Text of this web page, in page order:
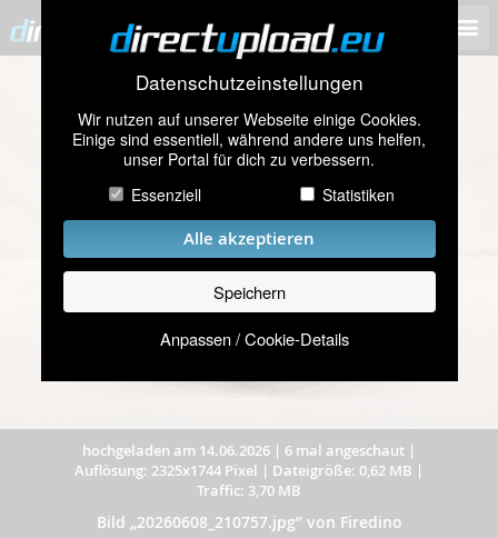
Datenschutzeinstellungen
Wir nutzen auf unserer Webseite einige Cookies.
Einige sind essentiell, während andere uns helfen,
unser Portal für dich zu verbessern.
Essenziell
Statistiken
Alle akzeptieren
Speichern
Anpassen / Cookie-Details
hochgeladen am 14.06.2026 | 6 mal angeschaut |
Auflösung: 2325x1744 Pixel | Dateigröße: 0,62 MB |
Traffic: 3,70 MB
Bild „20260608_210757.jpg” von Firedino